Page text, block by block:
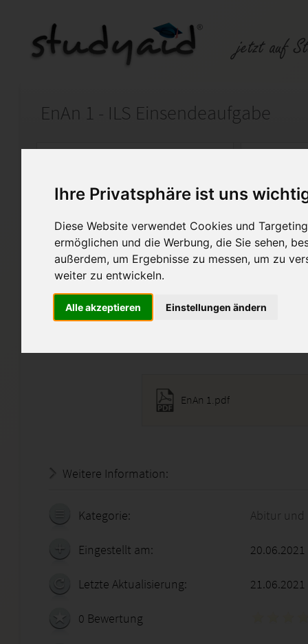
Ihre Privatsphäre ist uns
Diese Website verwendet Cookies und
ermöglichen und die Werbung, die Sie sehen,
außerdem, um Ergebnisse zu messen, um zu
weiter zu entwickeln.
Alle akzeptieren Einstellungen ändern
EnAn 1 - ILS Einsendeaufgabe
Startseite Abitur und Hochschule
Englisch
Note 1- mit Lösung.
Einsendeaufgabe zu
nur als Hilfestellung oder
abschreiben ist
EnAn 1.pdf
Weitere Information:
Kategorie: Abitur und
Eingestellt am:
Letzte Aktualisierung: 21.06.2021
0 Bewertung